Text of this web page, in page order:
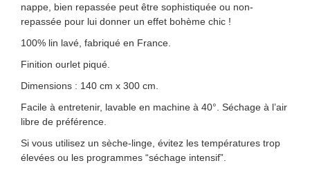
nappe, bien repassée peut être sophistiquée ou non-
repassée pour lui donner un effet bohème chic !
100% lin lavé, fabriqué en France.
Finition ourlet piqué.
Dimensions : 140 cm x 300 cm.
Facile à entretenir, lavable en machine à 40°. Séchage à l’air
libre de préférence.
Si vous utilisez un sèche-linge, évitez les températures trop
élevées ou les programmes “séchage intensif”.